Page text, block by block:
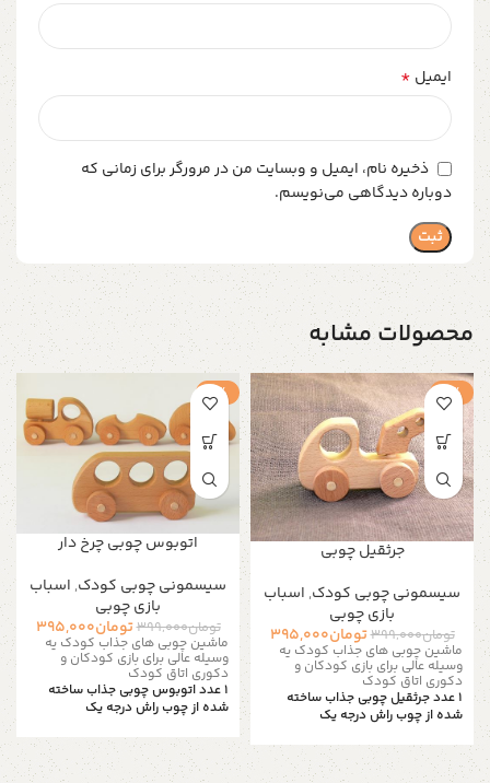
ایمیل *
ذخیره نام، ایمیل و وبسایت من در مرورگر برای زمانی که
دوباره دیدگاهی می‌نویسم.
محصولات مشابه
-1%
جرثقیل چوبی
سیسمونی چوبی کودک, اسباب
بازی چوبی
تومان399,000تومان395,000
ماشین چوبی های جذاب کودک یه
وسیله عالی برای بازی کودکان و
دکوری اتاق کودک
۱ عدد جرثقیل چوبی جذاب ساخته
شده از چوب راش درجه یک
کودکان معمولا عاشق ماشن
هستند و این ماشین های چوبی با
کیفیت بالا بهترین گزینه برای
-1%
اتوبوس چوبی چرخ دار
سیسمونی چوبی کودک, اسباب
بازی چوبی
تومان399,000تومان395,000
ماشین چوبی های جذاب کودک یه
وسیله عالی برای بازی کودکان و
دکوری اتاق کودک
۱ عدد اتوبوس چوبی جذاب ساخته
شده از چوب راش درجه یک
کودکان معمولا عاشق ماشن
هستند و این ماشین های چوبی با
کیفیت بالا بهترین گزینه برای